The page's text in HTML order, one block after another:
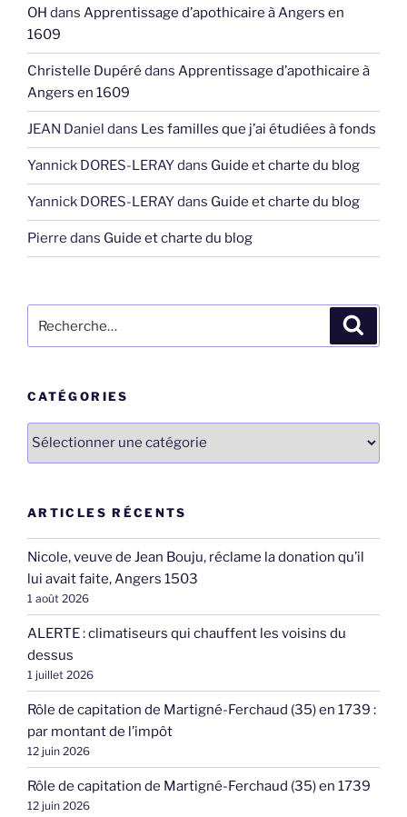
OH dans Apprentissage d’apothicaire à Angers en
1609
Christelle Dupéré dans Apprentissage d’apothicaire à
Angers en 1609
JEAN Daniel dans Les familles que j’ai étudiées à fonds
Yannick DORES-LERAYdans Guide et charte du blog
Yannick DORES-LERAYdans Guide et charte du blog
Pierre dans Guide et charte du blog
pour
CATÉGORIES
ARTICLES RÉCENTS
Nicole, veuve de Jean Bouju, réclame la donation qu’il
lui avait faite, Angers 1503
1 août 2026
ALERTE : climatiseurs qui chauffent les voisins du
dessus
1 juillet 2026
Rôle de capitation de Martigné-Ferchaud (35) en 1739 :
par montant de l’impôt
12 juin 2026
Rôle de capitation de Martigné-Ferchaud (35) en 1739
12 juin 2026